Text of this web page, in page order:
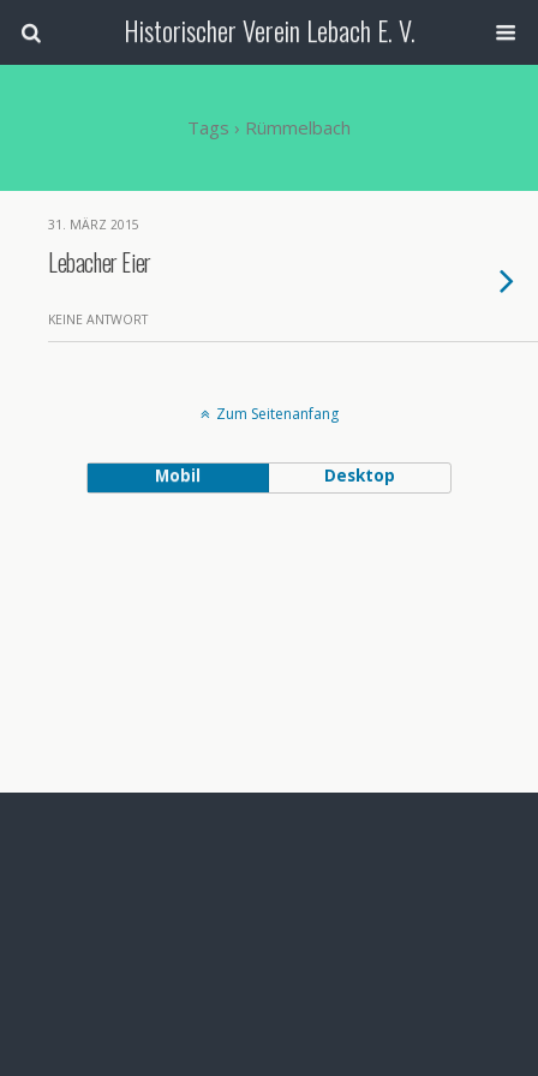
Historischer Verein Lebach E. V.
Tags › Rümmelbach
31. MÄRZ 2015
Lebacher Eier
KEINE ANTWORT
Zum Seitenanfang
Mobil Desktop